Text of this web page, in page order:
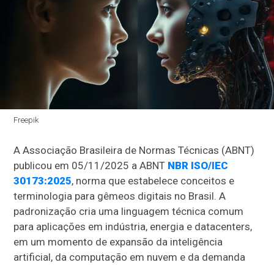
Freepik
A Associação Brasileira de Normas Técnicas (ABNT)
publicou em 05/11/2025 a ABNT NBR ISO/IEC
30173:2025, norma que estabelece conceitos e
terminologia para gêmeos digitais no Brasil. A
padronização cria uma linguagem técnica comum
para aplicações em indústria, energia e datacenters,
em um momento de expansão da inteligência
artificial, da computação em nuvem e da demanda